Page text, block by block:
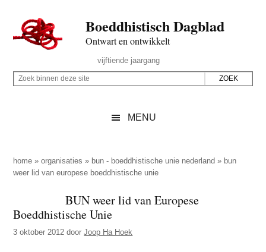
naar
de
inhoud
secondary
naar
de
sidebar
naar
de
Boeddhistisch Dagblad
Ontwart en ontwikkelt
Rechts
vijftiende jaargang
Z
p
d
z
e
Z
i
n
n
d
MENU
home »organisaties » bun - boeddhistische unie nederland » bun
weer lid van europese boeddhistische unie
BUN weer lid van Europese
Boeddhistische Unie
3 oktober 2012 doorJoop Ha Hoek